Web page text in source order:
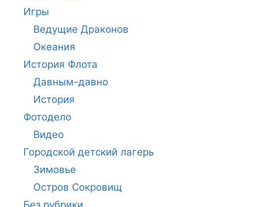
Игры
Ведущие Драконов
Океания
История Флота
Давным-давно
История
Фотодело
Видео
Городской детский лагерь
Зимовье
Остров Сокровищ